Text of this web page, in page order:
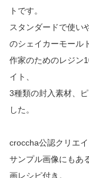
トです。
スタンダードで使い
のシェイカーモール
作家のためのレジン
イト、
3種類の封入素材、
した。
croccha公認クリエ
サンプル画像にもあ
画レシピ付き。